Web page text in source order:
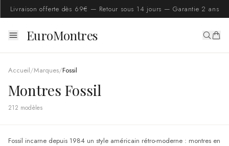
Livraison offerte dès 69€ — Retour sous 14 jours — Garantie 2 ans
EuroMontres
Accueil/Marques/Fossil
Montres Fossil
212 modèles
Fossil incarne depuis 1984 un style américain rétro-moderne : montres en